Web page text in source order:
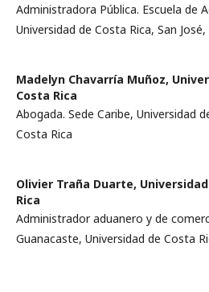
Administradora Pública. Escuela de
Universidad de Costa Rica, San
Madelyn Chavarría Muñoz,
Costa Rica
Abogada. Sede Caribe, Universidad
Costa Rica
Olivier Traña Duarte,
Rica
Administrador aduanero y de
Guanacaste, Universidad de Costa